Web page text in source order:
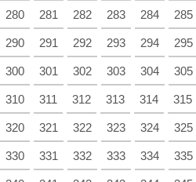
280 281 282 283 284 285
290 291 292 293 294 295
300 301 302 303 304 305
310 311 312 313 314 315
320 321 322 323 324 325
330 331 332 333 334 335